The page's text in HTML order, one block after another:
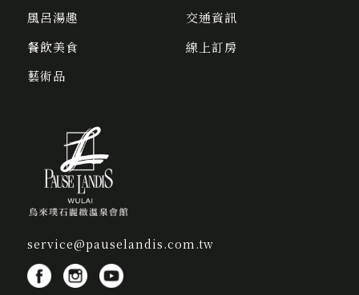
風呂湯趣
餐飲美食
藝術品
交通資訊
線上訂房
service@pauselandis.com.tw